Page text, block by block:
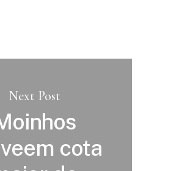
Next Post
cota